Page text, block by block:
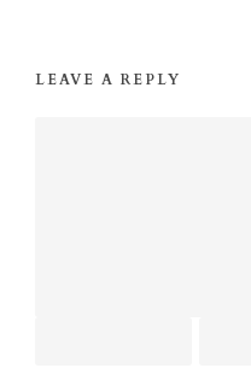
LEAVE A REPLY